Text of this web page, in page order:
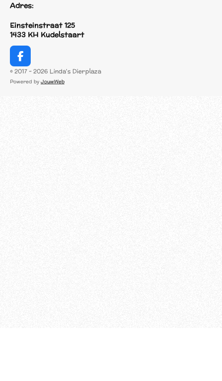
Adres:
Einsteinstraat 125
1433 KH Kudelstaart
F
a
c
© 2017 - 2026 Linda's Dierplaza
Powered by JouwWeb